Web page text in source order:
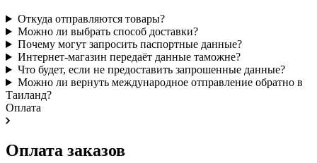
Откуда отправляются товары?
Можно ли выбрать способ доставки?
Почему могут запросить паспортные данные?
Интернет-магазин передаёт данные таможне?
Что будет, если не предоставить запрошенные данные?
Можно ли вернуть международное отправление обратно в
Таиланд?
Оплата
Оплата заказов